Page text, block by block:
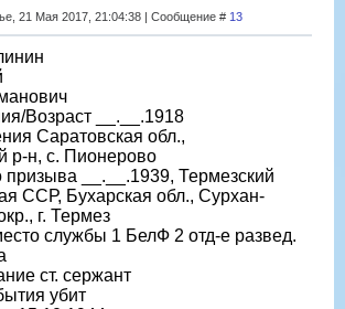
21 Мая 2017, 21:04:38 | Сообщение # 13
Возраст __.__.1918
Саратовская обл.,
р-н, с. Пионерово
призыва __.__.1939, Термезский
ССР, Бухарская обл., Сурхан-
г. Термез
службы 1 БелФ 2 отд-е развед.
ст. сержант
убит